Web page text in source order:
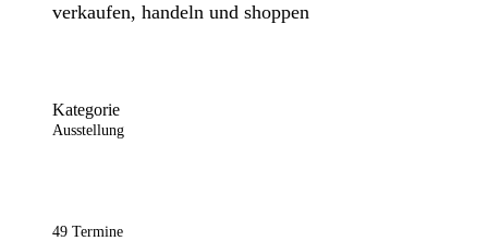
verkaufen, handeln und shoppen
Kategorie
Ausstellung
49 Termine